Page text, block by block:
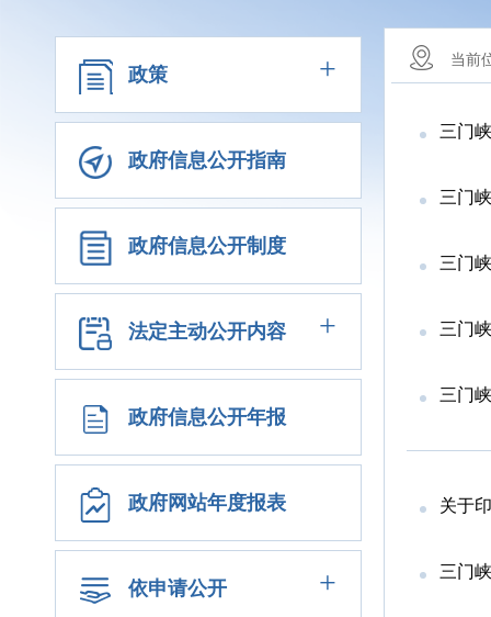
政策 +
政府信息公开指南
政府信息公开制度
法定主动公开内容 +
政府信息公开年报
政府网站年度报表
依申请公开 +
当前
三门
三门
三门
三门
三门
关于
三门